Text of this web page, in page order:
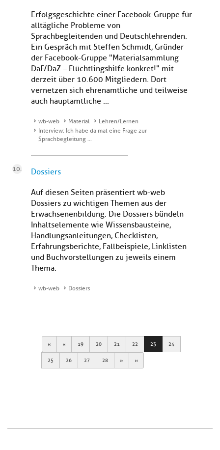
Erfolgsgeschichte einer Facebook-Gruppe für
alltägliche Probleme von
Sprachbegleitenden und Deutschlehrenden.
Ein Gespräch mit Steffen Schmidt, Gründer
der Facebook-Gruppe "Materialsammlung
DaF/DaZ – Flüchtlingshilfe konkret!" mit
derzeit über 10.600 Mitgliedern. Dort
vernetzen sich ehrenamtliche und teilweise
auch hauptamtliche ...
wb-web Material
Lehren/Lernen
Interview: Ich habe da mal eine Frage zur
Sprachbegleitung ...
Dossiers
Auf diesen Seiten präsentiert wb-web
Dossiers zu wichtigen Themen aus der
Erwachsenenbildung. Die Dossiers bündeln
Inhaltselemente wie Wissensbausteine,
Handlungsanleitungen, Checklisten,
Erfahrungsberichte, Fallbeispiele, Linklisten
und Buchvorstellungen zu jeweils einem
Thema.
wb-web Dossiers
First Previous
19 20 21 22 23 24
25 26 27 28 Next Last